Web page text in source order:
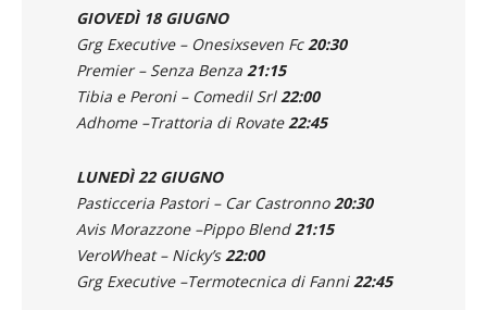
GIOVEDÌ 18 GIUGNO
Grg Executive – Onesixseven Fc 20:30
Premier – Senza Benza 21:15
Tibia e Peroni – Comedil Srl 22:00
Adhome –Trattoria di Rovate 22:45
LUNEDÌ 22 GIUGNO
Pasticceria Pastori – Car Castronno 20:30
Avis Morazzone –Pippo Blend 21:15
VeroWheat – Nicky’s 22:00
Grg Executive –Termotecnica di Fanni 22:45